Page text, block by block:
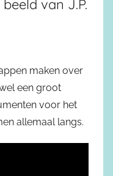
van J.P.
maken over
een groot
voor het
allemaal langs.